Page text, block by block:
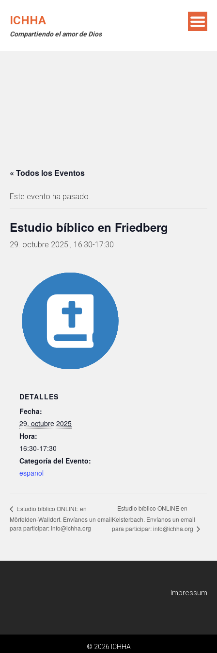
ICHHA
Compartiendo el amor de Dios
« Todos los Eventos
Este evento ha pasado.
Estudio bíblico en Friedberg
29. octubre 2025 , 16:30-17:30
DETALLES
Fecha:
29. octubre 2025
Hora:
16:30-17:30
Categoría del Evento:
espanol
Estudio bíblico ONLINE en
Mörfelden-Walldorf. Envíanos un email
para participar: info@ichha.org
Estudio bíblico ONLINE en
Kelsterbach. Envíanos un email
para participar: info@ichha.org
Impressum
© 2026 ICHHA